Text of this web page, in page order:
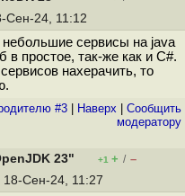
Сен-24, 11:12
небольшие сервисы на java
в простое, так-же как и C#.
нахерачить, то
#3 Наверх
Cообщить
модератору
23" +1 + / –
18-Сен-24, 11:27